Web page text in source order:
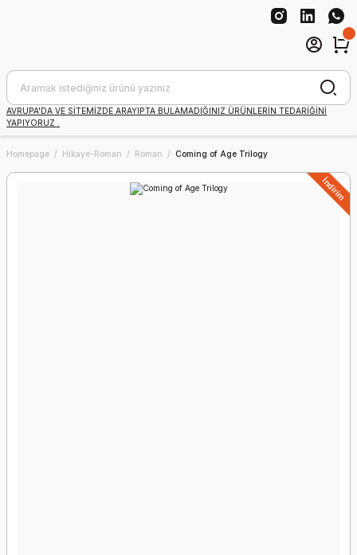
AVRUPA'DA VE SİTEMİZDE ARAYIPTA BULAMADIĞINIZ ÜRÜNLERİN TEDARİĞİNİ
YAPIYORUZ .
Homepage Hikaye-Roman Roman Coming of Age Trilogy
İndirim